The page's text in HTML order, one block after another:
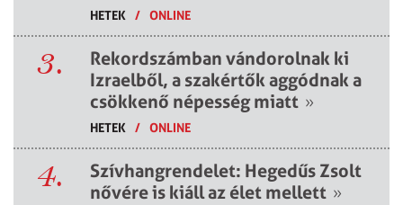
HETEK / ONLINE
3.
Rekordszámban vándorolnak ki
Izraelből, a szakértők aggódnak a
csökkenő népesség miatt »
HETEK / ONLINE
4.
Szívhangrendelet: Hegedűs Zsolt
nővére is kiáll az élet mellett »